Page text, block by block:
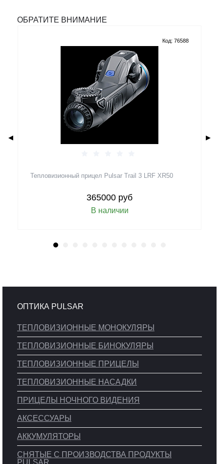
ОБРАТИТЕ ВНИМАНИЕ
Код: 76588
Тепловизионный прицел Pulsar Trail 3 LRF XR50
365000 руб
В наличии
◀ ▶
ОПТИКА PULSAR
ТЕПЛОВИЗИОННЫЕ МОНОКУЛЯРЫ
ТЕПЛОВИЗИОННЫЕ БИНОКУЛЯРЫ
ТЕПЛОВИЗИОННЫЕ ПРИЦЕЛЫ
ТЕПЛОВИЗИОННЫЕ НАСАДКИ
ПРИЦЕЛЫ НОЧНОГО ВИДЕНИЯ
АКСЕССУАРЫ
АККУМУЛЯТОРЫ
СНЯТЫЕ С ПРОИЗВОДСТВА ПРОДУКТЫ